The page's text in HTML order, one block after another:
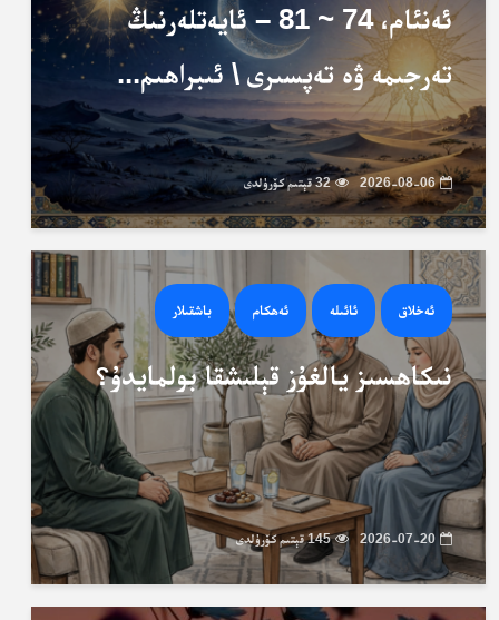
ئەنئام، 74 ~ 81 – ئايەتلەرنىڭ
تەرجىمە ۋە تەپسىرى \ ئىبراھىم...
2026-08-06 32 قېتىم كۆرۈلدى
ئەخلاق ئائىلە ئەھكام باشقىلار
نىكاھسىز يالغۇز قېلىشقا بولمايدۇ؟
2026-07-20 145 قېتىم كۆرۈلدى